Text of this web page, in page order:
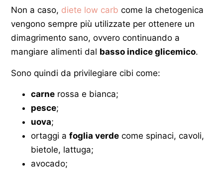
Non a caso, diete low carb come la chetogenica
vengono sempre più utilizzate per ottenere un
dimagrimento sano, ovvero continuando a
mangiare alimenti dal basso indice glicemico.
Sono quindi da privilegiare cibi come:
carne rossa e bianca;
pesce;
uova;
ortaggi a foglia verde come spinaci, cavoli,
bietole, lattuga;
avocado;